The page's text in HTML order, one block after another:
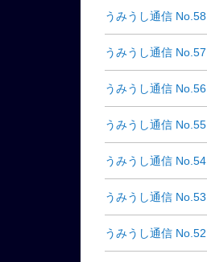
うみうし通信 No.58
うみうし通信 No.57
うみうし通信 No.56
うみうし通信 No.55
うみうし通信 No.54
うみうし通信 No.53
うみうし通信 No.52